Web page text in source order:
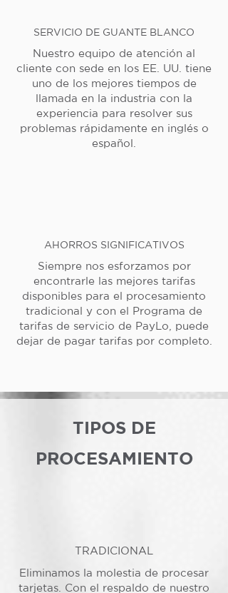
SERVICIO DE GUANTE BLANCO
Nuestro equipo de atención al
cliente con sede en los EE. UU. tiene
uno de los mejores tiempos de
llamada en la industria con la
experiencia para resolver sus
problemas rápidamente en inglés o
español.
AHORROS SIGNIFICATIVOS
Siempre nos esforzamos por
encontrarle las mejores tarifas
disponibles para el procesamiento
tradicional y con el Programa de
tarifas de servicio de PayLo, puede
dejar de pagar tarifas por completo.
TIPOS DE
PROCESAMIENTO
TRADICIONAL
Eliminamos la molestia de procesar
tarjetas. Con el respaldo de nuestro